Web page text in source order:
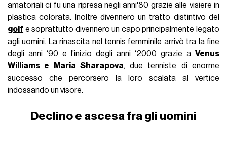
amatoriali ci fu una ripresa negli anni'80 grazie alle visiere in
plastica colorata. Inoltre divennero un tratto distintivo del
golf e soprattutto divennero un capo principalmente legato
agli uomini. La rinascita nel tennis femminile arrivò tra la fine
degli anni ‘90 e l’inizio degli anni ‘2000 grazie a Venus
Williams e Maria Sharapova, due tenniste di enorme
successo che percorsero la loro scalata al vertice
indossando un visore.
Declino e ascesa fra gli uomini